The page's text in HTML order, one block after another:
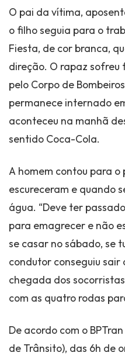
O pai da vítima,
o filho seguia para o
Fiesta, de cor branca,
direção. O rapaz
pelo Corpo de
permanece internado
aconteceu na manhã
sentido Coca-Cola.
A homem contou para o
escureceram e quando
água. “Deve ter
para emagrecer e não
se casar no sábado, se
condutor conseguiu sair
chegada dos
com as quatro rodas
De acordo com o
de Trânsito), das 6h de